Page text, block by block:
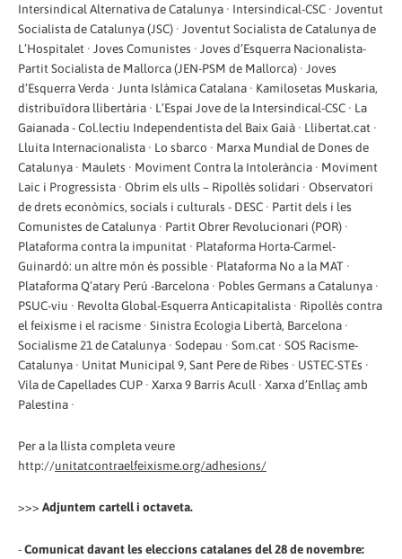
Intersindical Alternativa de Catalunya · Intersindical-CSC · Joventut
Socialista de Catalunya (JSC) · Joventut Socialista de Catalunya de
L’Hospitalet · Joves Comunistes · Joves d’Esquerra Nacionalista-
Partit Socialista de Mallorca (JEN-PSM de Mallorca) · Joves
d’Esquerra Verda · Junta Islàmica Catalana · Kamilosetas Muskaria,
distribuïdora llibertària · L’Espai Jove de la Intersindical-CSC · La
Gaianada - Col.lectiu Independentista del Baix Gaià · Llibertat.cat ·
Lluita Internacionalista · Lo sbarco · Marxa Mundial de Dones de
Catalunya · Maulets · Moviment Contra la Intolerància · Moviment
Laic i Progressista · Obrim els ulls – Ripollès solidari · Observatori
de drets econòmics, socials i culturals - DESC · Partit dels i les
Comunistes de Catalunya · Partit Obrer Revolucionari (POR) ·
Plataforma contra la impunitat · Plataforma Horta-Carmel-
Guinardó: un altre món és possible · Plataforma No a la MAT ·
Plataforma Q’atary Perú -Barcelona · Pobles Germans a Catalunya ·
PSUC-viu · Revolta Global-Esquerra Anticapitalista · Ripollès contra
el feixisme i el racisme · Sinistra Ecologia Libertà, Barcelona ·
Socialisme 21 de Catalunya · Sodepau · Som.cat · SOS Racisme-
Catalunya · Unitat Municipal 9, Sant Pere de Ribes · USTEC-STEs ·
Vila de Capellades CUP · Xarxa 9 Barris Acull · Xarxa d’Enllaç amb
Palestina ·
Per a la llista completa veure
http://unitatcontraelfeixisme.org/adhesions/
>>> Adjuntem cartell i octaveta.
-Comunicat davant les eleccions catalanes del 28 de novembre: